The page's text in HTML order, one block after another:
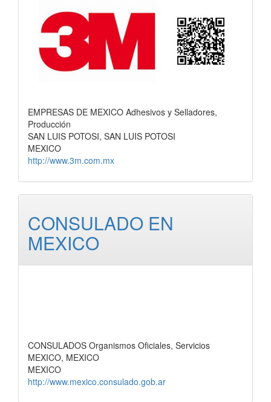
EMPRESAS DE MEXICO Adhesivos y Selladores,
Producción
SAN LUIS POTOSI, SAN LUIS POTOSI
MEXICO
http://www.3m.com.mx
CONSULADO EN
MEXICO
CONSULADOS Organismos Oficiales, Servicios
MEXICO, MEXICO
MEXICO
http://www.mexico.consulado.gob.ar